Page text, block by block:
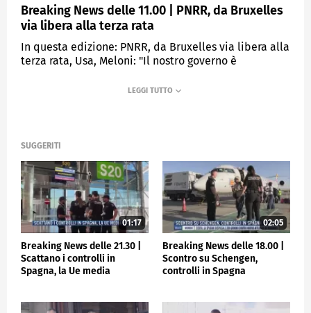
Breaking News delle 11.00 | PNRR, da Bruxelles
via libera alla terza rata
In questa edizione: PNRR, da Bruxelles via libera alla
terza rata, Usa, Meloni: "Il nostro governo è
Emergenza incendi, Tajani a Palermo, Ucraina, missili
MEDIASET
SUGGERITI
01:17
Breaking News delle 21.30 |
Scattano i controlli in
Spagna, la Ue media
02:05
Breaking News delle 18.00 |
Scontro su Schengen,
controlli in Spagna